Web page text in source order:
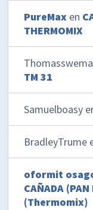
PureMax en
THERMOMIX
Thomasswema
TM 31
Samuelboasy
BradleyTrume
oformit
CAÑADA
(Thermomix)